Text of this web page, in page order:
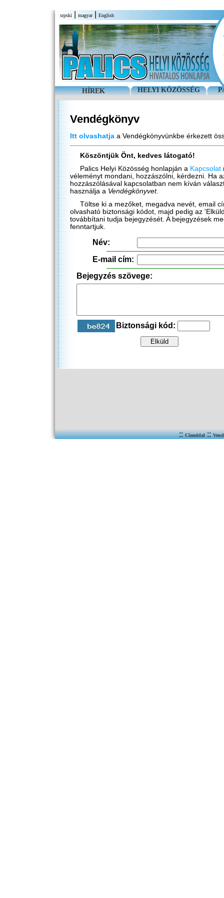
srpski magyar| English
HÍREK HELYI KÖZÖSSÉG
Vendégkönyv
Itt olvashatja a Vendégkönyvünkbe érkezett
Köszöntjük Önt, kedves látogató!
Palics Helyi Közösség honlapján a Kapcsolat
véleményt mondani, hozzászólni, kérdezni. Ha
hozzászólásával kapcsolatban nem kíván
használja a Vendégkönyvet.
Töltse ki a mezőket, megadva nevét, email
olvasható biztonsági kódot, majd pedig az
továbbítani tudja bejegyzését. A bejegyzések
fenntartjuk.
Név:
E-mail cím:
Bejegyzés szövege:
Biztonsági kód:
::Címoldal::